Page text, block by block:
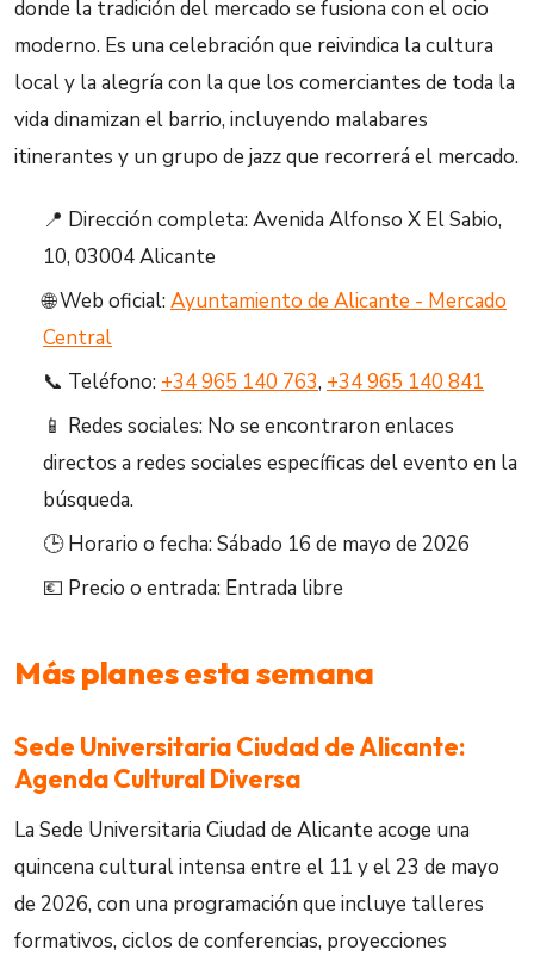
donde la tradición del mercado se fusiona con el ocio
moderno. Es una celebración que reivindica la cultura
local y la alegría con la que los comerciantes de toda la
vida dinamizan el barrio, incluyendo malabares
itinerantes y un grupo de jazz que recorrerá el mercado.
📍 Dirección completa: Avenida Alfonso X El Sabio,
10, 03004 Alicante
🌐 Web oficial:Ayuntamiento de Alicante - Mercado
Central
📞 Teléfono: +34 965 140 763, +34 965 140 841
📱 Redes sociales: No se encontraron enlaces
directos a redes sociales específicas del evento en la
búsqueda.
🕒 Horario o fecha: Sábado 16 de mayo de 2026
💶 Precio o entrada: Entrada libre
Más planes esta semana
Sede Universitaria Ciudad de Alicante:
Agenda Cultural Diversa
La Sede Universitaria Ciudad de Alicante acoge una
quincena cultural intensa entre el 11 y el 23 de mayo
de 2026, con una programación que incluye talleres
formativos, ciclos de conferencias, proyecciones